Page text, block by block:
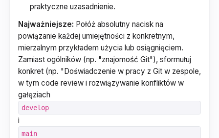
praktyczne uzasadnienie.
Najważniejsze: Połóż absolutny nacisk na
powiązanie każdej umiejętności z konkretnym,
mierzalnym przykładem użycia lub osiągnięciem.
Zamiast ogólników (np. "znajomość Git"), sformułuj
konkret (np. "Doświadczenie w pracy z Git w zespole,
w tym code review i rozwiązywanie konfliktów w
gałęziach
develop
i
main